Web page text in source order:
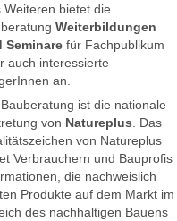
Weiteren bietet die
Weiterbildungen
Seminare für Fachpublikum
auch interessierte
an.
ist die nationale
von Natureplus. Das
von Natureplus
Verbrauchern und Bauprofis
die nachweislich
Produkte auf dem Markt im
des nachhaltigen Bauens